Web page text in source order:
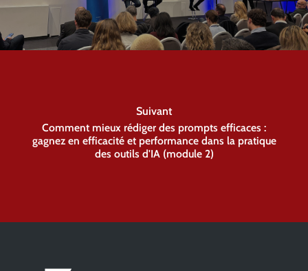
Suivant
Comment mieux rédiger des prompts efficaces :
gagnez en efficacité et performance dans la pratique
des outils d'IA (module 2)